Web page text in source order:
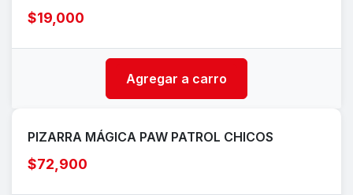
$19,000
Agregar a carro
PIZARRA MÁGICA PAW PATROL CHICOS
$72,900